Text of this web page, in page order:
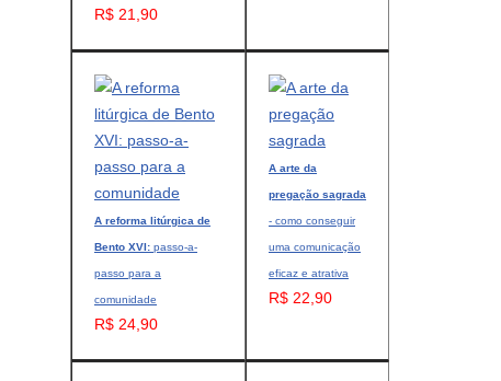
R$ 21,90
A reforma litúrgica de
Bento XVI: passo-a-
passo para a
comunidade
R$ 24,90
A arte da
pregação sagrada
- como conseguir
uma comunicação
eficaz e atrativa
R$ 22,90